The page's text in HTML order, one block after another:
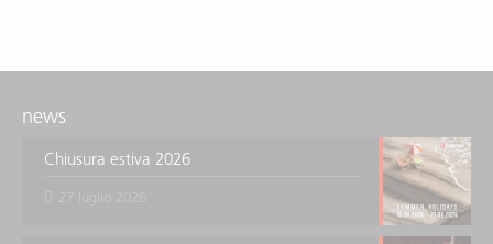
news
Chiusura estiva 2026